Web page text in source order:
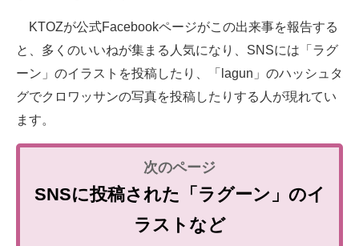
エネルギーの専門メディア
建設×テクノロジーの最前線
KTOZが公式Facebookページがこの出来事を報告する
と、多くのいいねが集まる人気になり、SNSには「ラグ
ーン」のイラストを投稿したり、「lagun」のハッシュタ
グでクロワッサンの写真を投稿したりする人が現れてい
ます。
SNSに投稿された「ラグーン」のイ
ラストなど